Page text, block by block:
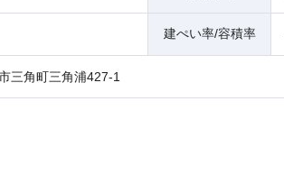
建ぺい率/容積率
三角町三角浦427-1